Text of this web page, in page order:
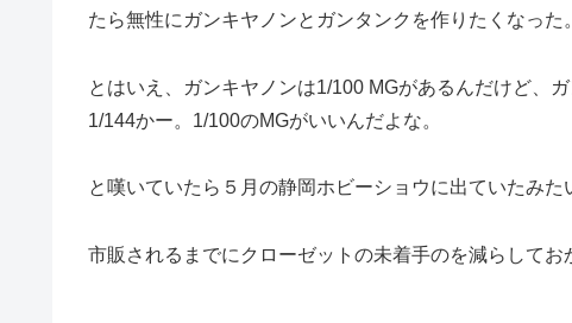
たら無性にガンキヤノンとガンタンクを作りたくなった。
とはいえ、ガンキヤノンは1/100 MGがあるんだけど、
1/144かー。1/100のMGがいいんだよな。
と嘆いていたら５月の静岡ホビーショウに出ていたみた
市販されるまでにクローゼットの未着手のを減らしてお